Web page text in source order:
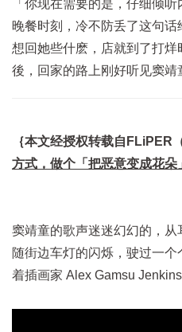
「你现在需要的是，仔细倾
晚餐时刻，冷不防丢了这句
想回她些什麽，店就到了打
後，回家的路上刚好听见窦靖
｛本文经授权转载自FLiPER
方式，做个「把恶意变成花朵
窦靖童的歌声迷迷幻幻的，
随街边车灯的闪烁，驶过一
着插画家 Alex Gamsu